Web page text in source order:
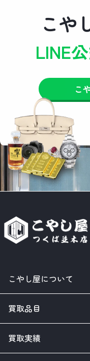
こや
LINE
こ
こやし屋について
買取品目
買取実績